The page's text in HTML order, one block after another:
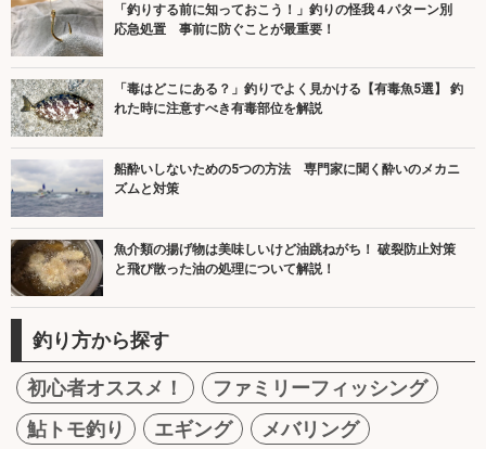
「釣りする前に知っておこう！」釣りの怪我４パターン別
応急処置 事前に防ぐことが最重要！
「毒はどこにある？」釣りでよく見かける【有毒魚5選】 釣
れた時に注意すべき有毒部位を解説
船酔いしないための5つの方法 専門家に聞く酔いのメカニ
ズムと対策
魚介類の揚げ物は美味しいけど油跳ねがち！ 破裂防止対策
と飛び散った油の処理について解説！
釣り方から探す
初心者オススメ！
ファミリーフィッシング
鮎トモ釣り
エギング
メバリング